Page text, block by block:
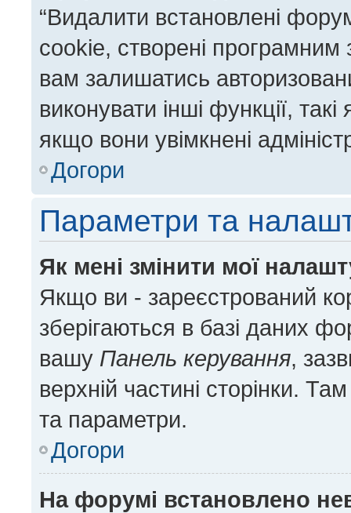
“Видалити встановлені
cookie, створені
вам залишатись
виконувати інші функції,
якщо вони увімкнені
Догори
Параметри та
Як мені змінити мої
Якщо ви - зареєстрований
зберігаються в базі даних
вашу Панель керування,
верхній частині сторінки.
та параметри.
Догори
На форумі встановлено